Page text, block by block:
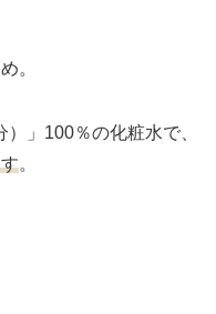
。
」100％の化粧水で、
。